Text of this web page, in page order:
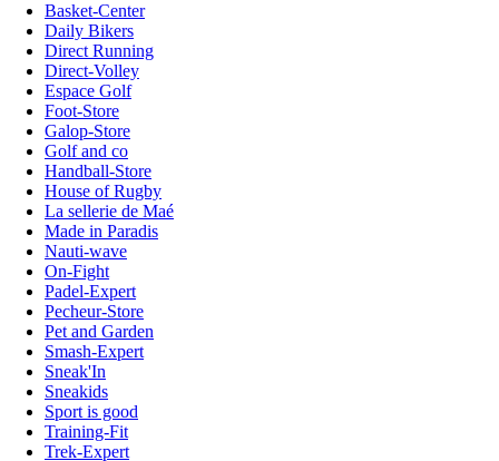
Basket-Center
Daily Bikers
Direct Running
Direct-Volley
Espace Golf
Foot-Store
Galop-Store
Golf and co
Handball-Store
House of Rugby
La sellerie de Maé
Made in Paradis
Nauti-wave
On-Fight
Padel-Expert
Pecheur-Store
Pet and Garden
Smash-Expert
Sneak'In
Sneakids
Sport is good
Training-Fit
Trek-Expert